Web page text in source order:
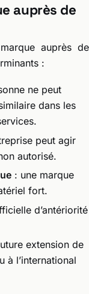
auprès de
auprès de
:
ne peut
dans les
peut agir
autorisé.
: une marque
fort.
d’antériorité
extension de
à l’international